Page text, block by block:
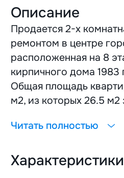
Описание
Продается 2-х
ремонтом в центре
расположенная на 8
кирпичного дома 1983
Общая площадь
м2, из которых 26.5
7 м2. Квартира имеет
выполнен капитальный
всего инженерного
Читать полностью
Характеристики